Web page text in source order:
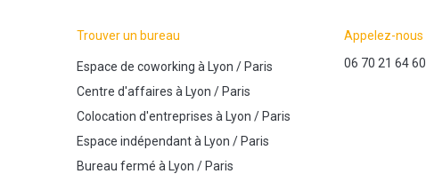
Trouver un bureau
Espace de coworking à Lyon /Paris
Centre d'affaires à Lyon /Paris
Colocation d'entreprises à Lyon /Paris
Espace indépendantà Lyon /Paris
Bureau fermé à Lyon /Paris
Appelez-nous
06 70 21 64 60